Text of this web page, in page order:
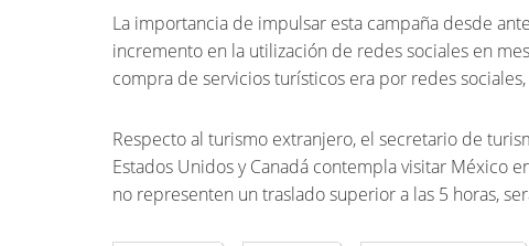
La importancia de impulsar esta campaña desde
incremento en la utilización de redes sociales en
compra de servicios turísticos era por redes
Respecto al turismo extranjero, el secretario de
Estados Unidos y Canadá contempla visitar México
no representen un traslado superior a las 5 horas,